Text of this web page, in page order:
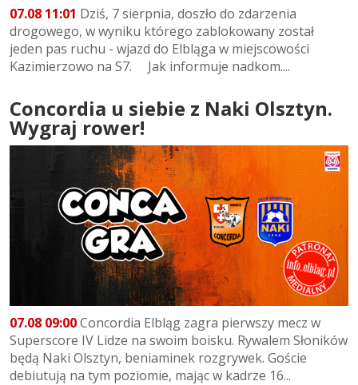
07.08 11:01 Dziś, 7 sierpnia, doszło do zdarzenia
drogowego, w wyniku którego zablokowany został
jeden pas ruchu - wjazd do Elbląga w miejscowości
Kazimierzowo na S7. Jak informuje nadkom....
Concordia u siebie z Naki Olsztyn.
Wygraj rower!
07.08 09:00Concordia Elbląg zagra pierwszy mecz w
Superscore IV Lidze na swoim boisku. Rywalem Słoników
będą Naki Olsztyn, beniaminek rozgrywek. Goście
debiutują na tym poziomie, mając w kadrze 16...